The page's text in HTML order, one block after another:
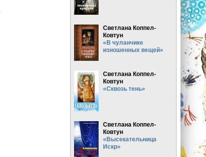
Светлана Коппел-
Ковтун
«В чуланчике
изношенных вещей»
Светлана Коппел-
Ковтун
«Сквозь тень»
Светлана Коппел-
Ковтун
«Высекательница
Искр»